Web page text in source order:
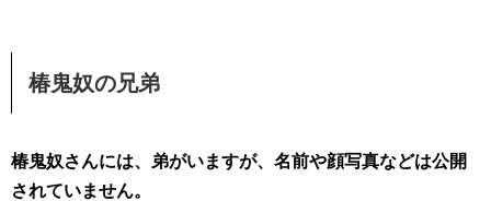
椿鬼奴の兄弟
椿鬼奴さんには、弟がいますが、名前や顔写真などは公開
されていません。